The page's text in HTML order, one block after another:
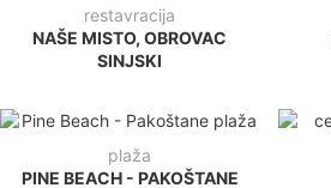
restavracija
NAŠE MISTO, OBROVAC
SINJSKI
plaža
PINE BEACH - PAKOŠTANE